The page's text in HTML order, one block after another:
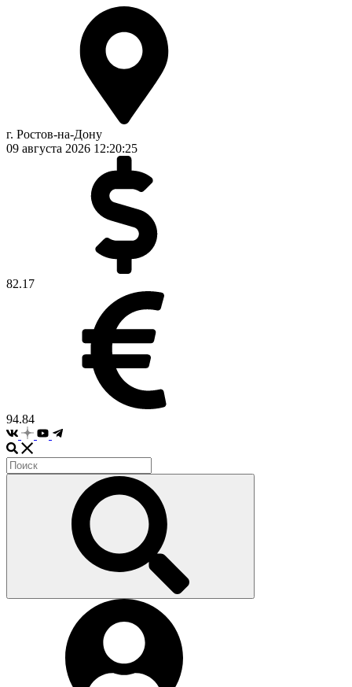
г. Ростов-на-Дону
09 августа 2026 12:20:25
82.17
94.84